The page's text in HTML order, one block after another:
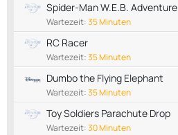
Spider-Man W.E.B. Adventure
Wartezeit:35 Minuten
RC Racer
Wartezeit:35 Minuten
Dumbo the Flying Elephant
Wartezeit:35 Minuten
Toy Soldiers Parachute Drop
Wartezeit:30 Minuten